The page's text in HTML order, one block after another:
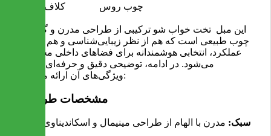
کلاف کاناپه
چوب روس
چوب طبیعی است که هم از نظر زیبایی‌شناسی و هم از نظر
عملکرد، انتخابی هوشمندانه برای فضاهای داخلی محسوب
می‌شود. در ادامه، توضیحی دقیق و حرفه‌ای درباره
ویژگی‌های آن ارائه می‌دهم:
مشخصات طراحی
سبک: مدرن با الهام از طراحی مینیمال و اسکاندیناوی